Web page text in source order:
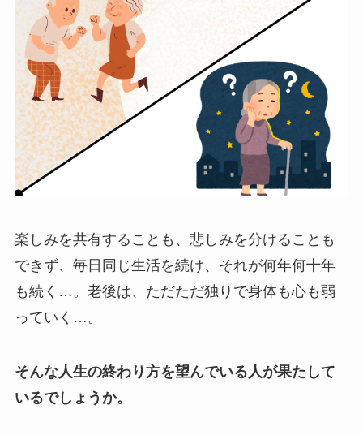
楽しみを共有することも、悲しみを分けることも
できず、毎日同じ生活を続け、それが何年何十年
も続く…。老後は、ただただ独りで身体も心も弱
っていく…。
そんな人生の終わり方を望んでいる人が果たして
いるでしょうか。